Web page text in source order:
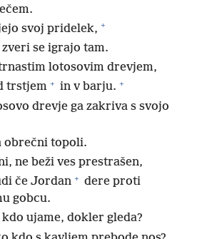
svoj pridelek, +
se igrajo tam.
lotosovim drevjem,
trstjem + in v barju. +
drevje ga zakriva s svojo
obrečni topoli.
ne beži ves prestrašen,
če Jordan + dere proti
gobcu.
ujame, dokler gleda?